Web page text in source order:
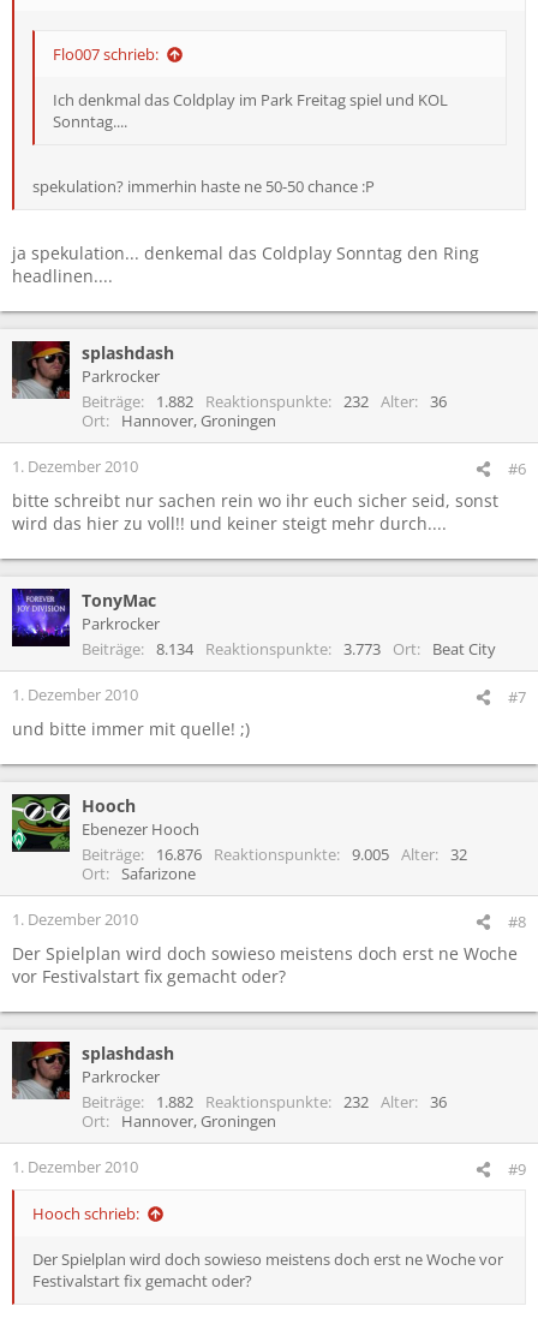
Flo007 schrieb:
Ich denkmal das Coldplay im Park Freitag spiel und KOL
Sonntag....
spekulation? immerhin haste ne 50-50 chance :P
ja spekulation... denkemal das Coldplay Sonntag den Ring
headlinen....
splashdash
Parkrocker
Beiträge
1.882 Reaktionspunkte 232 Alter
36
Ort
Hannover, Groningen
1. Dezember 2010 #6
bitte schreibt nur sachen rein wo ihr euch sicher seid, sonst
wird das hier zu voll!! und keiner steigt mehr durch....
TonyMac
Parkrocker
Beiträge
8.134 Reaktionspunkte 3.773 Ort Beat City
1. Dezember 2010 #7
und bitte immer mit quelle! ;)
Hooch
Ebenezer Hooch
Beiträge
16.876 Reaktionspunkte 9.005 Alter
32
Ort
Safarizone
1. Dezember 2010 #8
Der Spielplan wird doch sowieso meistens doch erst ne Woche
vor Festivalstart fix gemacht oder?
splashdash
Parkrocker
Beiträge
1.882 Reaktionspunkte 232 Alter
36
Ort
Hannover, Groningen
1. Dezember 2010 #9
Hooch schrieb:
Der Spielplan wird doch sowieso meistens doch erst ne Woche vor
Festivalstart fix gemacht oder?